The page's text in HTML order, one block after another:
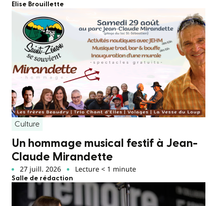
Elise Brouillette
Culture
Un hommage musical festif à Jean-
Claude Mirandette
27 juill. 2026 Lecture < 1 minute
Salle de rédaction